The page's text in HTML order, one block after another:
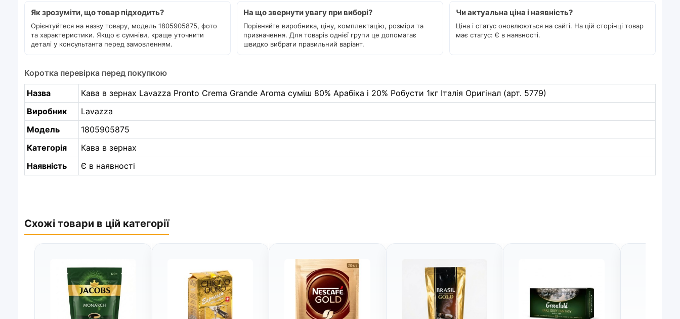
Як зрозуміти, що товар підходить?
Орієнтуйтеся на назву товару, модель 1805905875, фото
та характеристики. Якщо є сумніви, краще уточнити
деталі у консультанта перед замовленням.
На що звернути увагу при виборі?
Порівняйте виробника, ціну, комплектацію, розміри та
призначення. Для товарів однієї групи це допомагає
швидко вибрати правильний варіант.
Чи актуальна ціна і наявність?
Ціна і статус оновлюються на сайті. На цій сторінці товар
має статус: Є в наявності.
Коротка перевірка перед покупкою
Назва
Кава в зернах Lavazza Pronto Crema Grande Aroma суміш 80% Арабіка і 20% Робусти 1кг Італія Оригінал (арт. 5779)
Виробник
Lavazza
Модель
1805905875
Категорія
Кава в зернах
Наявність
Є в наявності
Схожі товари в цій категорії